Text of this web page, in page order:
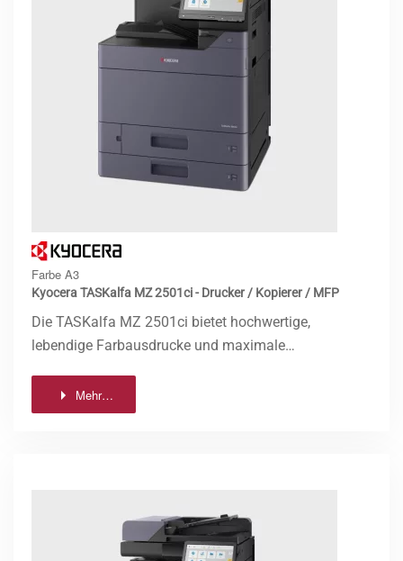
Farbe A3
Kyocera TASKalfa MZ 2501ci - Drucker / Kopierer / MFP
Die TASKalfa MZ 2501ci bietet hochwertige,
lebendige Farbausdrucke und maximale…
Mehr…